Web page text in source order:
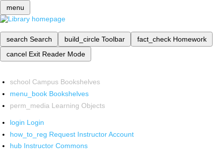
menu
search Search build_circle Toolbar fact_check Homework
cancel Exit Reader Mode
school Campus Bookshelves
menu_book Bookshelves
perm_media Learning Objects
login Login
how_to_reg Request Instructor Account
hub Instructor Commons